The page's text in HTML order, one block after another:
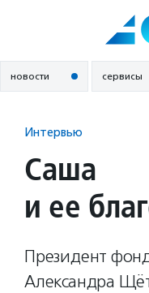
новости сервисы
Интервью
Саша
и ее
Президент
Александра